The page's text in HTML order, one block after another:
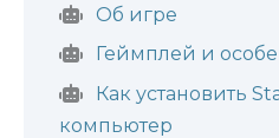
Об игре
Геймплей и
Как установить
компьютер